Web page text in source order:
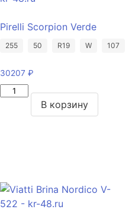
Pirelli Scorpion Verde
255 50 R19 W 107
30207 ₽
Количество
W
В корзину